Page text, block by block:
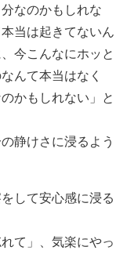
なのかもしれな
当は起きてないん
今こんなにホッと
んて本当はなく
かもしれない」と
静けさに浸るよう
して安心感に浸る
て」、気楽にやっ